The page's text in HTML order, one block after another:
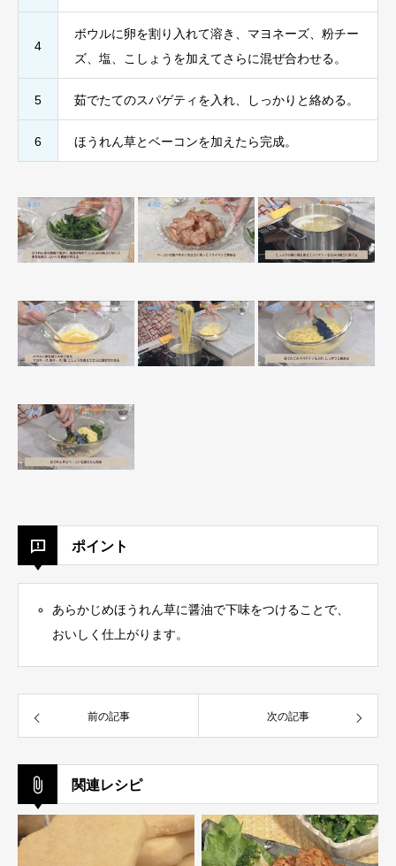
4
ボウルに卵を割り入れて溶き、マヨネーズ、粉チー
ズ、塩、こしょうを加えてさらに混ぜ合わせる。
5 茹でたてのスパゲティを入れ、しっかりと絡める。
6 ほうれん草とベーコンを加えたら完成。
ポイント
あらかじめほうれん草に醤油で下味をつけることで、
おいしく仕上がります。
前の記事 次の記事
関連レシピ